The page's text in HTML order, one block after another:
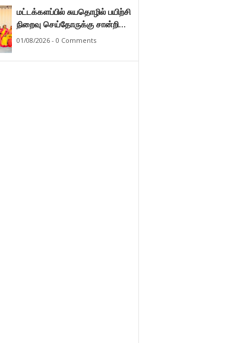
மட்டக்களப்பில் சுயதொழில் பயிற்சி
நிறைவு செய்தோருக்கு சான்றிதழ்
வழங்கி வைப்பு.
01/08/2026 - 0 Comments